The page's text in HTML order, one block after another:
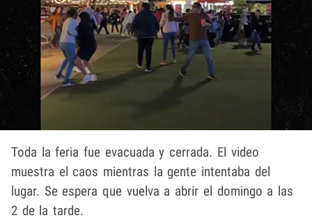
Toda la feria fue evacuada y cerrada. El video
muestra el caos mientras la gente intentaba del
lugar. Se espera que vuelva a abrir el domingo a las
2 de la tarde.